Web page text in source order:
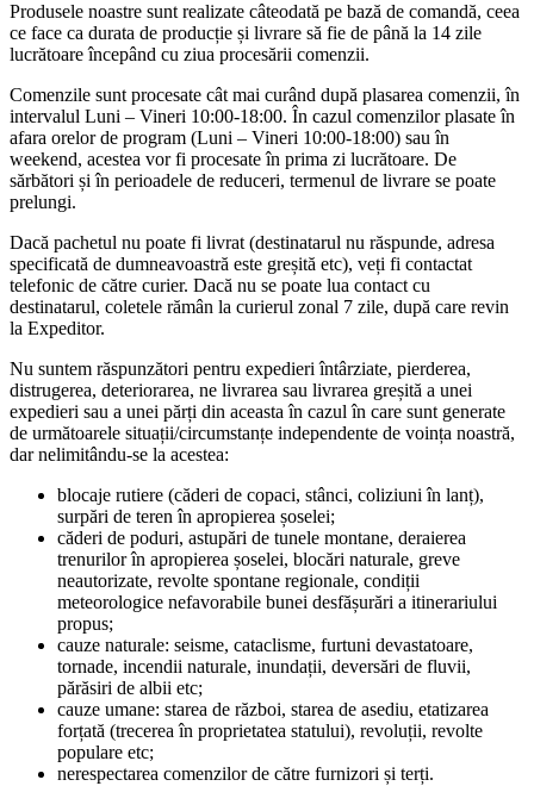
Produsele noastre sunt realizate câteodată pe bază de comandă, ceea
ce face ca durata de producție și livrare să fie de până la 14 zile
lucrătoare începând cu ziua procesării comenzii.
Comenzile sunt procesate cât mai curând după plasarea comenzii, în
intervalul Luni – Vineri 10:00-18:00. În cazul comenzilor plasate în
afara orelor de program (Luni – Vineri 10:00-18:00) sau în
weekend, acestea vor fi procesate în prima zi lucrătoare. De
sărbători și în perioadele de reduceri, termenul de livrare se poate
prelungi.
Dacă pachetul nu poate fi livrat (destinatarul nu răspunde, adresa
specificată de dumneavoastră este greșită etc), veți fi contactat
telefonic de către curier. Dacă nu se poate lua contact cu
destinatarul, coletele rămân la curierul zonal 7 zile, după care revin
la Expeditor.
Nu suntem răspunzători pentru expedieri întârziate, pierderea,
distrugerea, deteriorarea, ne livrarea sau livrarea greșită a unei
expedieri sau a unei părți din aceasta în cazul în care sunt generate
de următoarele situații/circumstanțe independente de voința noastră,
dar nelimitându-se la acestea:
blocaje rutiere (căderi de copaci, stânci, coliziuni în lanț),
surpări de teren în apropierea șoselei;
căderi de poduri, astupări de tunele montane, deraierea
trenurilor în apropierea șoselei, blocări naturale, greve
neautorizate, revolte spontane regionale, condiții
meteorologice nefavorabile bunei desfășurări a itinerariului
propus;
cauze naturale: seisme, cataclisme, furtuni devastatoare,
tornade, incendii naturale, inundații, deversări de fluvii,
părăsiri de albii etc;
cauze umane: starea de război, starea de asediu, etatizarea
forțată (trecerea în proprietatea statului), revoluții, revolte
populare etc;
nerespectarea comenzilor de către furnizori și terți.